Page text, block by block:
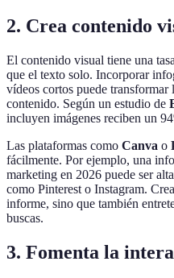
2. Crea contenido
El contenido visual tiene una
que el texto solo. Incorporar
vídeos cortos puede transformar
contenido. Según un estudio de
incluyen imágenes reciben un
Las plataformas como Canva o
fácilmente. Por ejemplo, una
marketing en 2026 puede ser
como Pinterest o Instagram.
informe, sino que también
buscas.
3. Fomenta la